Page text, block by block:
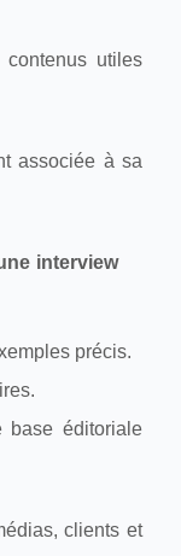
utiles
associée à sa
interview
précis.
base éditoriale
clients et